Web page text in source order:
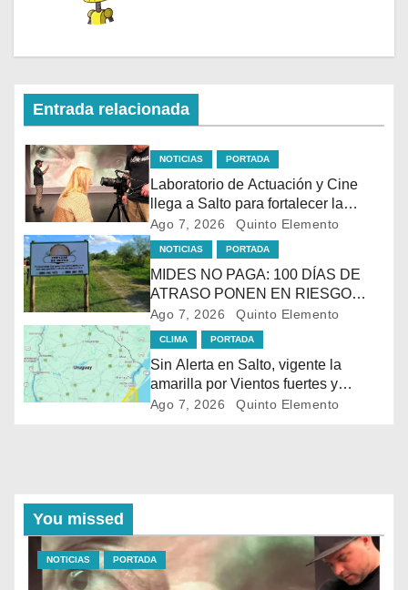
Entrada relacionada
NOTICIAS PORTADA
Laboratorio de Actuación y Cine
llega a Salto para fortalecer la
formación audiovisual en el norte
del país
Ago 7, 2026 Quinto Elemento
NOTICIAS PORTADA
MIDES NO PAGA: 100 DÍAS DE
ATRASO PONEN EN RIESGO
LACONTINUIDAD DE
TRATAMIENTO PARA LA
POBLACIÓN MÁSVULNERABLE
DE SALTO
Ago 7, 2026 Quinto Elemento
CLIMA PORTADA
Sin Alerta en Salto, vigente la
amarilla por Vientos fuertes y
persistentes en el sur
Ago 7, 2026 Quinto Elemento
You missed
NOTICIAS PORTADA